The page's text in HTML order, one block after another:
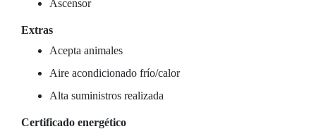
Ascensor
Extras
Acepta animales
Aire acondicionado frío/calor
Alta suministros realizada
Certificado energético